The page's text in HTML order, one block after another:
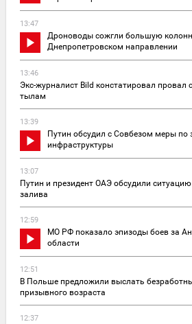
13:47
Дроноводы сожгли большую
Днепропетровском направлении
13:46
Экс-журналист Bild констатировал провал
тылам
13:39
Путин обсудил с Совбезом меры по
инфраструктуры
13:07
Путин и президент ОАЭ обсудили
залива
12:59
МО РФ показало эпизоды боев за
области
12:51
В Польше предложили выслать
призывного возраста
12:37